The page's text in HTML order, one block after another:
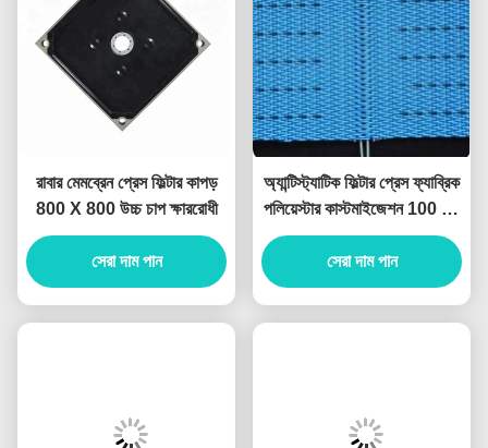
রাবার মেমব্রেন প্রেস ফিল্টার কাপড়
800 X 800 উচ্চ চাপ ক্ষাররোধী
সেরা দাম পান
অ্যান্টিস্ট্যাটিক ফিল্টার প্রেস ফ্যাব্রিক
পলিয়েস্টার কাস্টমাইজেশন 100 মি /
রোল
সেরা দাম পান